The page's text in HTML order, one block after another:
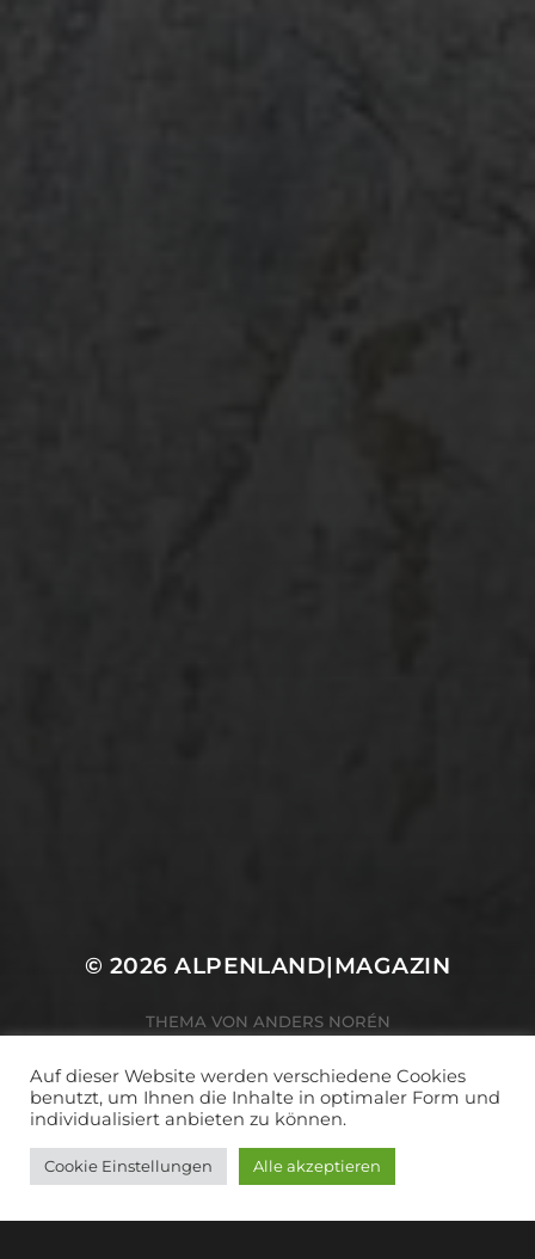
© 2026ALPENLAND|MAGAZIN
THEMA VON ANDERS NORÉN
Auf dieser Website werden verschiedene Cookies
benutzt, um Ihnen die Inhalte in optimaler Form und
individualisiert anbieten zu können.
Cookie Einstellungen Alle akzeptieren